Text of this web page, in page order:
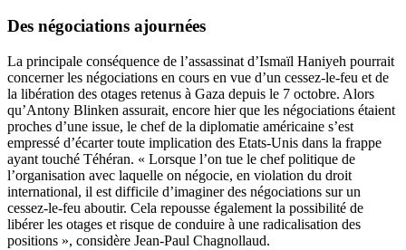
Des négociations ajournées
La principale conséquence de l’assassinat d’Ismaïl Haniyeh pourrait
concerner les négociations en cours en vue d’un cessez-le-feu et de
la libération des otages retenus à Gaza depuis le 7 octobre. Alors
qu’Antony Blinken assurait, encore hier que les négociations étaient
proches d’une issue, le chef de la diplomatie américaine s’est
empressé d’écarter toute implication des Etats-Unis dans la frappe
ayant touché Téhéran. « Lorsque l’on tue le chef politique de
l’organisation avec laquelle on négocie, en violation du droit
international, il est difficile d’imaginer des négociations sur un
cessez-le-feu aboutir. Cela repousse également la possibilité de
libérer les otages et risque de conduire à une radicalisation des
positions », considère Jean-Paul Chagnollaud.